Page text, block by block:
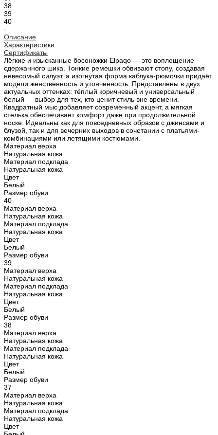
38
39
40
-
Описание
Характеристики
Сертификаты
Лёгкие и изысканные босоножки Elpaqo — это воплощение
сдержанного шика. Тонкие ремешки обвивают стопу, создавая
невесомый силуэт, а изогнутая форма каблука-рюмочки придаёт
модели женственность и утонченность. Представлены в двух
актуальных оттенках: тёплый коричневый и универсальный
белый — выбор для тех, кто ценит стиль вне времени.
Квадратный мыс добавляет современный акцент, а мягкая
стелька обеспечивает комфорт даже при продолжительной
носке. Идеальны как для повседневных образов с джинсами и
блузой, так и для вечерних выходов в сочетании с платьями-
комбинациями или летящими костюмами.
Материал верха
Натуральная кожа
Материал подклада
Натуральная кожа
Цвет
Белый
Размер обуви
40
Материал верха
Натуральная кожа
Материал подклада
Натуральная кожа
Цвет
Белый
Размер обуви
39
Материал верха
Натуральная кожа
Материал подклада
Натуральная кожа
Цвет
Белый
Размер обуви
38
Материал верха
Натуральная кожа
Материал подклада
Натуральная кожа
Цвет
Белый
Размер обуви
37
Материал верха
Натуральная кожа
Материал подклада
Натуральная кожа
Цвет